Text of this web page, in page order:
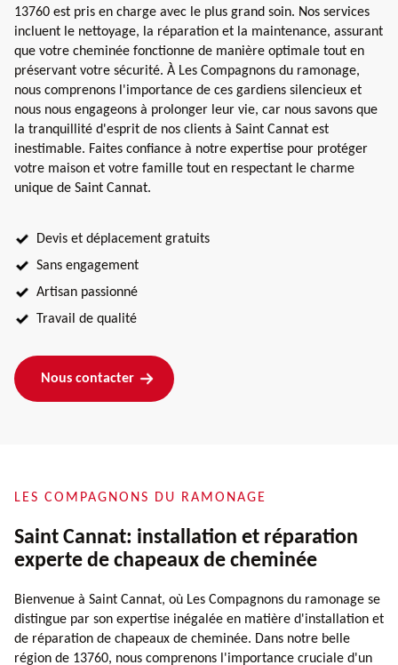
13760 est pris en charge avec le plus grand soin. Nos services
incluent le nettoyage, la réparation et la maintenance, assurant
que votre cheminée fonctionne de manière optimale tout en
préservant votre sécurité. À Les Compagnons du ramonage,
nous comprenons l'importance de ces gardiens silencieux et
nous nous engageons à prolonger leur vie, car nous savons que
la tranquillité d'esprit de nos clients à Saint Cannat est
inestimable. Faites confiance à notre expertise pour protéger
votre maison et votre famille tout en respectant le charme
unique de Saint Cannat.
Devis et déplacement gratuits
Sans engagement
Artisan passionné
Travail de qualité
Nous contacter
LES COMPAGNONS DU RAMONAGE
Saint Cannat: installation et réparation
experte de chapeaux de cheminée
Bienvenue à Saint Cannat, où Les Compagnons du ramonage se
distingue par son expertise inégalée en matière d'installation et
de réparation de chapeaux de cheminée. Dans notre belle
région de 13760, nous comprenons l'importance cruciale d'un